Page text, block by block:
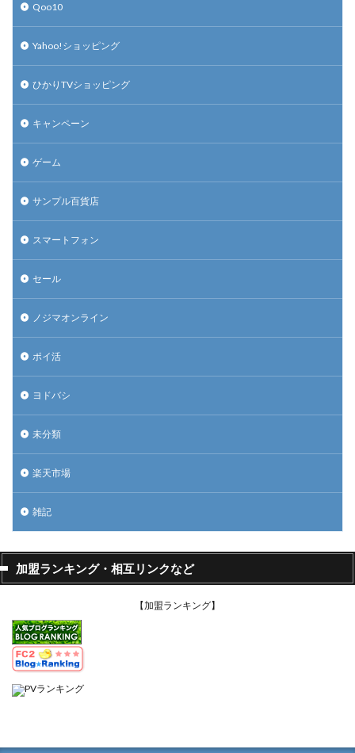
Qoo10
Yahoo!ショッピング
ひかりTVショッピング
キャンペーン
ゲーム
サンプル百貨店
スマートフォン
セール
ノジマオンライン
ポイ活
ヨドバシ
未分類
楽天市場
雑記
加盟ランキング・相互リンクなど
【加盟ランキング】